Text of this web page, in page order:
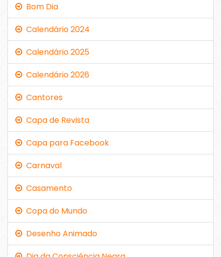
Bom Dia
Calendário 2024
Calendário 2025
Calendário 2026
Cantores
Capa de Revista
Capa para Facebook
Carnaval
Casamento
Copa do Mundo
Desenho Animado